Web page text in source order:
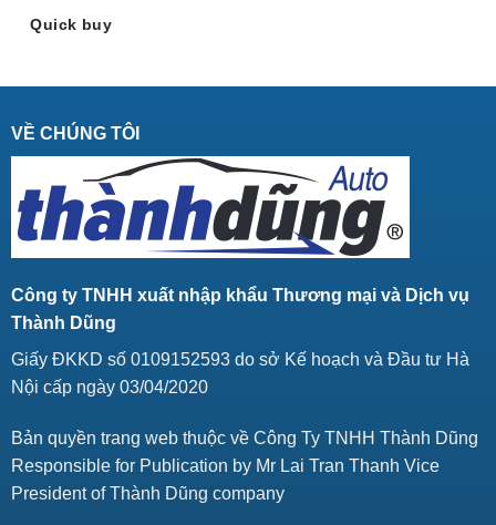
Quick buy
VỀ CHÚNG TÔI
Công ty TNHH xuất nhập khẩu Thương mại và Dịch vụ
Thành Dũng
Giấy ĐKKD số 0109152593 do sở Kế hoạch và Đầu tư Hà
Nội cấp ngày 03/04/2020
Bản quyền trang web thuộc về Công Ty TNHH Thành Dũng
Responsible for Publication by Mr Lai Tran Thanh Vice
President of Thành Dũng company